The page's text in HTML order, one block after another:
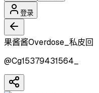
登录
果酱酱Overdose_私皮回
@Cg15379431564_